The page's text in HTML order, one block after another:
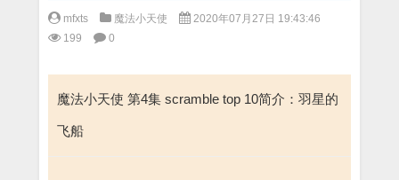
mfxts 魔法小天使
2020年07月27日 19:43:46
199
0
魔法小天使 第4集 scramble top 10简介：羽星的
飞船